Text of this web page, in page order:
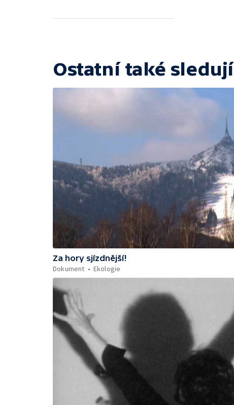
Ostatní také sledují
Za hory sjízdnější!
Dokument
Ekologie